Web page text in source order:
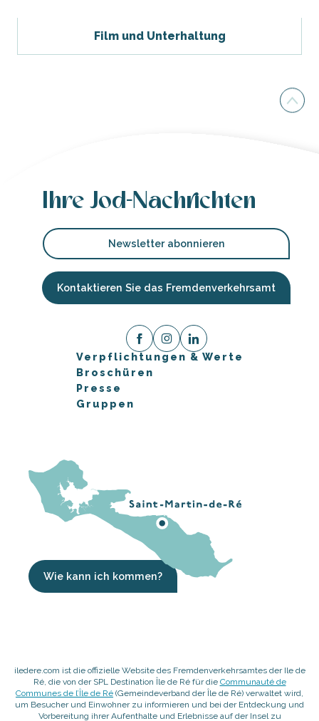
Film und Unterhaltung
Ihre Jod-Nachrichten
Newsletter abonnieren
Kontaktieren Sie das Fremdenverkehrsamt
Verpflichtungen & Werte
Broschüren
Presse
Gruppen
Wie kann ich kommen?
iledere.com ist die offizielle Website des Fremdenverkehrsamtes der Ile de
Ré, die von der SPL Destination Île de Ré für die Communauté de
Communes de l’Île de Ré (Gemeindeverband der Île de Ré) verwaltet wird,
um Besucher und Einwohner zu informieren und bei der Entdeckung und
Vorbereitung ihrer Aufenthalte und Erlebnisse auf der Insel zu